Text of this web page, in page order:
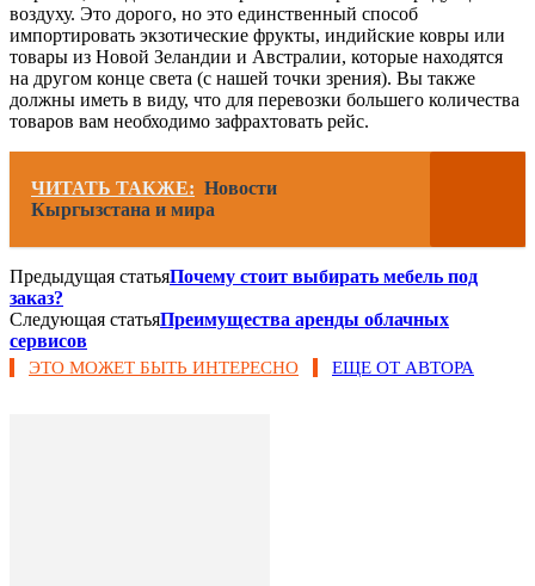
воздуху. Это дорого, но это единственный способ
импортировать экзотические фрукты, индийские ковры или
товары из Новой Зеландии и Австралии, которые находятся
на другом конце света (с нашей точки зрения). Вы также
должны иметь в виду, что для перевозки большего количества
товаров вам необходимо зафрахтовать рейс.
ЧИТАТЬ ТАКЖЕ: Новости
Кыргызстана и мира
Предыдущая статьяПочему стоит выбирать мебель под
заказ?
Следующая статьяПреимущества аренды облачных
сервисов
ЭТО МОЖЕТ БЫТЬ ИНТЕРЕСНО ЕЩЕ ОТ АВТОРА